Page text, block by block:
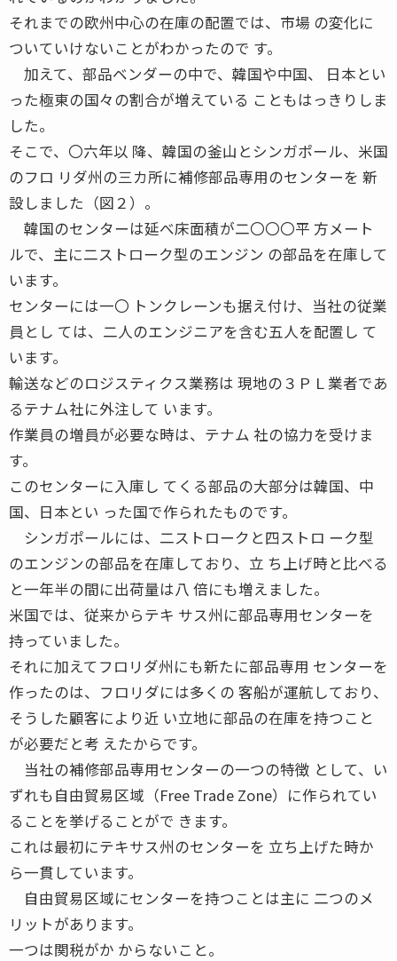
それまでの欧州中心の在庫の配置では、市場 の変化に
ついていけないことがわかったので す。
加えて、部品ベンダーの中で、韓国や中国、 日本とい
った極東の国々の割合が増えている こともはっきりしま
した。
そこで、〇六年以 降、韓国の釜山とシンガポール、米国
のフロ リダ州の三カ所に補修部品専用のセンターを 新
設しました（図２）。
韓国のセンターは延べ床面積が二〇〇〇平 方メート
ルで、主に二ストローク型のエンジン の部品を在庫して
います。
センターには一〇 トンクレーンも据え付け、当社の従業
員とし ては、二人のエンジニアを含む五人を配置し て
います。
輸送などのロジスティクス業務は 現地の３ＰＬ業者であ
るテナム社に外注して います。
作業員の増員が必要な時は、テナム 社の協力を受けま
す。
このセンターに入庫し てくる部品の大部分は韓国、中
国、日本とい った国で作られたものです。
シンガポールには、二ストロークと四ストロ ーク型
のエンジンの部品を在庫しており、立 ち上げ時と比べる
と一年半の間に出荷量は八 倍にも増えました。
米国では、従来からテキ サス州に部品専用センターを
持っていました。
それに加えてフロリダ州にも新たに部品専用 センターを
作ったのは、フロリダには多くの 客船が運航しており、
そうした顧客により近 い立地に部品の在庫を持つこと
が必要だと考 えたからです。
当社の補修部品専用センターの一つの特徴 として、い
ずれも自由貿易区域（Free Trade Zone）に作られてい
ることを挙げることがで きます。
これは最初にテキサス州のセンターを 立ち上げた時か
ら一貫しています。
自由貿易区域にセンターを持つことは主に 二つのメ
リットがあります。
一つは関税がか からないこと。